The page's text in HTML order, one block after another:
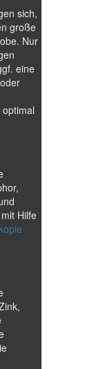
sich,
große
Nur
eine
Hilfe